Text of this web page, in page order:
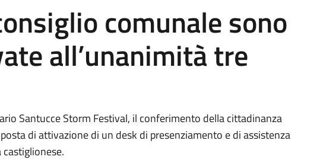
comunale sono
all’unanimità tre
Santucce Storm Festival, il conferimento della cittadinanza
di attivazione di un desk di presenziamento e di assistenza